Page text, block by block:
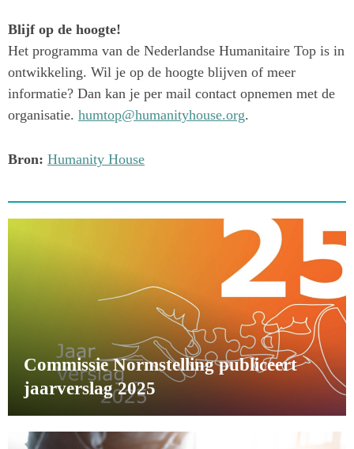
Blijf op de hoogte!
Het programma van de Nederlandse Humanitaire Top is in
ontwikkeling. Wil je op de hoogte blijven of meer
informatie? Dan kan je per mail contact opnemen met de
organisatie. humtop@humanityhouse.org.
Bron: Humanity House
Commissie Normstelling publiceert
jaarverslag 2025